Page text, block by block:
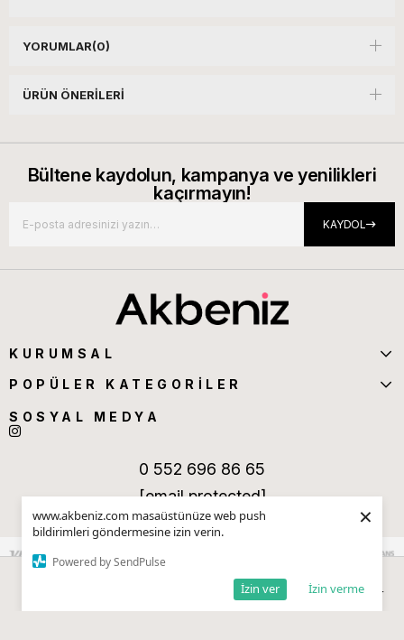
www.akbeniz.com masaüstünüze web push
bildirimleri göndermesine izin verin.
Powered by SendPulse
İzin verme
İzin ver
×
YORUMLAR(0)
ÜRÜN ÖNERILERI
Bültene kaydolun, kampanya ve yenilikleri
kaçırmayın!
KAYDOL
KURUMSAL
POPÜLER KATEGORİLER
SOSYAL MEDYA
0 552 696 86 65
[email protected]
Favorilerim Kategoriler